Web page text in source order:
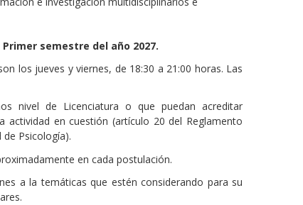
semestre del año 2027.
los jueves yviernes, de 18:30 a 21:00 horas. Las
nivel de Licenciatura o que puedan acreditar
en cuestión (artículo 20 del Reglamento
Psicología).
en cada postulación.
a la temáticas que estén considerando para su